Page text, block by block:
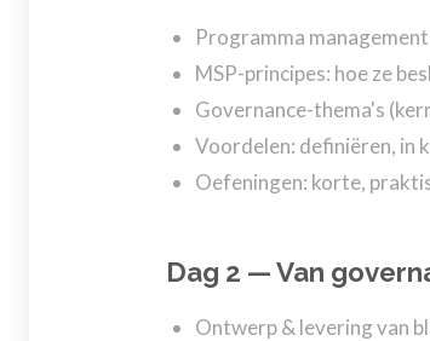
Programma
MSP-principes: hoe ze
Governance-thema's
Voordelen: definiëren, in
Oefeningen: korte,
Dag 2 — Van
Ontwerp & levering van